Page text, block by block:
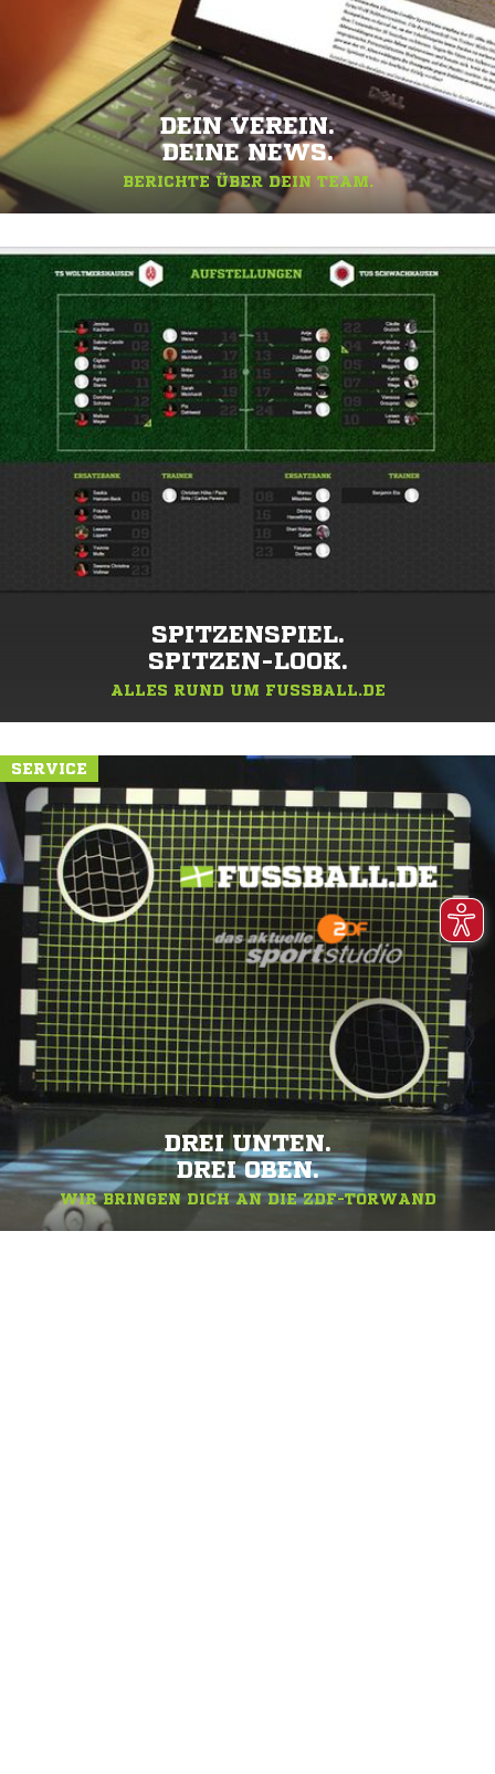
DEIN VEREIN.
DEINE NEWS.
BERICHTE ÜBER DEIN TEAM.
SPITZENSPIEL.
SPITZEN-LOOK.
ALLES RUND UM FUSSBALL.DE
SERVICE
DREI UNTEN.
DREI OBEN.
WIR BRINGEN DICH AN DIE ZDF-TORWAND